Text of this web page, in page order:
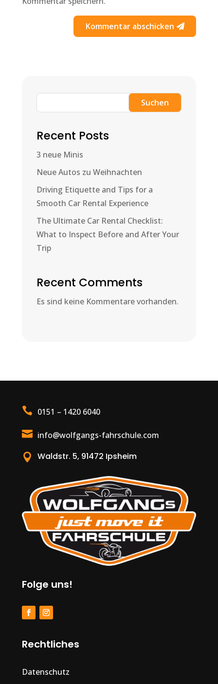
Kommentar abschicken
Suchen
Recent Posts
3 neue Minis
Neue Autos zu Weihnachten
Driving Etiquette and Tips for a
Smooth Car Rental Experience
The Ultimate Car Rental Checklist:
What to Inspect Before and After Your
Trip
Recent Comments
Es sind keine Kommentare vorhanden.
 0151 – 1420 6040
 info@wolfgangs-fahrschule.com
 Waldstr. 5, 91472 Ipsheim
Folge uns!
Rechtliches
Datenschutz